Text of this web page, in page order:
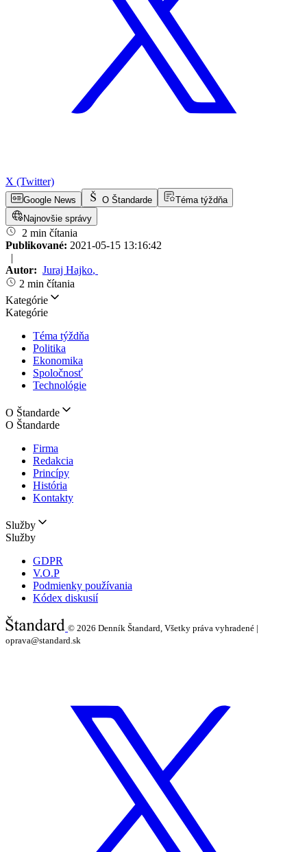
X (Twitter)
Google News O Štandarde
Téma týždňa
Najnovšie správy
2 min čítania
Publikované: 2021-05-15 13:16:42
|
Autor: Juraj Hajko,
2 min čítania
Kategórie
Kategórie
Téma týždňa
Politika
Ekonomika
Spoločnosť
Technológie
O Štandarde
O Štandarde
Firma
Redakcia
Princípy
História
Kontakty
Služby
Služby
GDPR
V.O.P
Podmienky používania
Kódex diskusií
© 2026 Denník Štandard, Všetky práva vyhradené |
oprava@standard.sk